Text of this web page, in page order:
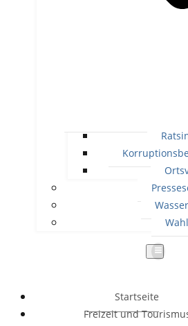
Startseite
Freizeit und